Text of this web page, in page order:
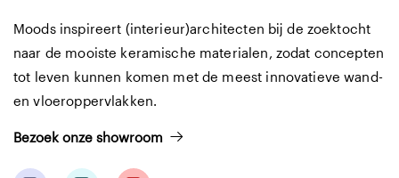
Moods inspireert (interieur)architecten bij de zoektocht
naar de mooiste keramische materialen, zodat concepten
tot leven kunnen komen met de meest innovatieve wand-
en vloeroppervlakken.
Bezoek onze showroom